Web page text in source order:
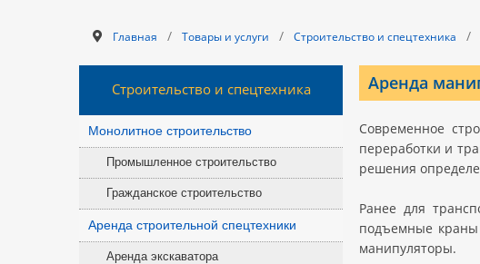
Главная / Товары и услуги / Строительство и спецтехника /
Строительство и спецтехника
Монолитное строительство
Промышленное строительство
Гражданское строительство
Аренда строительной спецтехники
Аренда экскаватора
Аренда
Современное
переработки и
решения
Ранее для
подъемные
манипуляторы.